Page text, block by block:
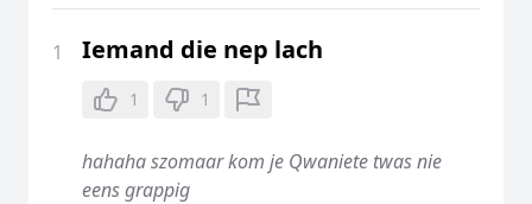
1 Iemand die nep lach
1 1
hahaha szomaar kom je Qwaniete twas nie
eens grappig